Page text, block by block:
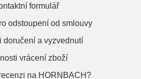
formulář
odstoupení od smlouvy
doručení a vyzvednutí
vrácení zboží
na HORNBACH?